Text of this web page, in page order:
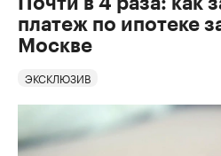
платеж по ипотеке
Москве
ЭКСКЛЮЗИВ